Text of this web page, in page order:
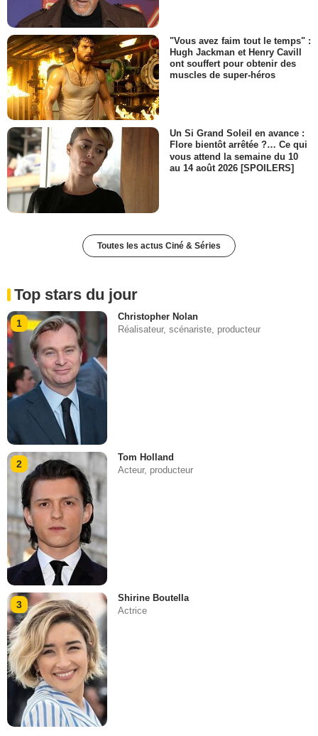
"Vous avez faim tout le temps" :
Hugh Jackman et Henry Cavill
ont souffert pour obtenir des
muscles de super-héros
Un Si Grand Soleil en avance :
Flore bientôt arrêtée ?… Ce qui
vous attend la semaine du 10
au 14 août 2026 [SPOILERS]
Toutes les actus Ciné & Séries
Top stars du jour
1
Christopher Nolan
Réalisateur, scénariste, producteur
2
Tom Holland
Acteur, producteur
3
Shirine Boutella
Actrice